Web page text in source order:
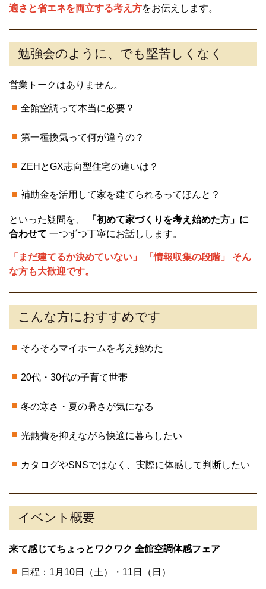
適さと省エネを両立する考え方をお伝えします。
勉強会のように、でも堅苦しくなく
営業トークはありません。
全館空調って本当に必要？
第一種換気って何が違うの？
ZEHとGX志向型住宅の違いは？
補助金を活用して家を建てられるってほんと？
といった疑問を、
「初めて家づくりを考え始めた方」に
合わせて 一つずつ丁寧にお話しします。
「まだ建てるか決めていない」 「情報収集の段階」 そん
な方も大歓迎です。
こんな方におすすめです
そろそろマイホームを考え始めた
20代・30代の子育て世帯
冬の寒さ・夏の暑さが気になる
光熱費を抑えながら快適に暮らしたい
カタログやSNSではなく、実際に体感して判断したい
イベント概要
来て感じてちょっとワクワク 全館空調体感フェア
日程：1月10日（土）・11日（日）